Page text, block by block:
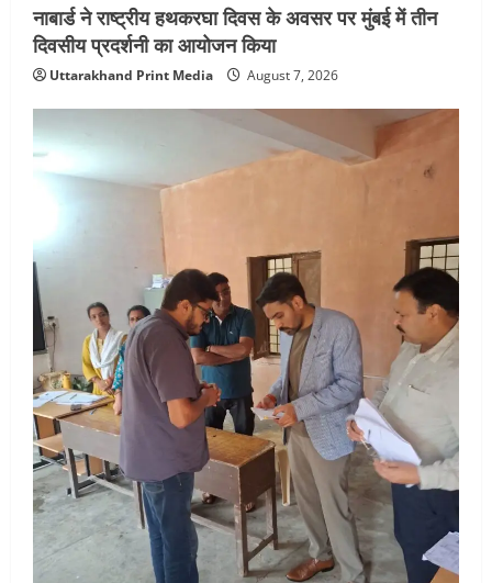
नाबार्ड ने राष्ट्रीय हथकरघा दिवस के अवसर पर मुंबई में तीन
दिवसीय प्रदर्शनी का आयोजन किया
Uttarakhand Print Media August 7, 2026